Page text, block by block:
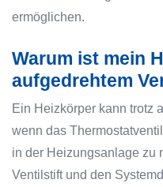
ermöglichen.
Warum ist mein
aufgedrehtem
Ein Heizkörper kann trotz
wenn das
in der Heizungsanlage zu
Ventilstift und den